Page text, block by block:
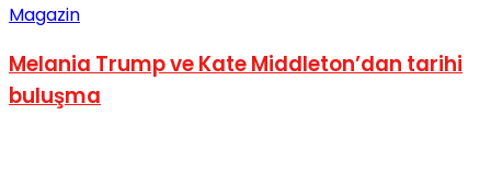
Magazin
Melania Trump ve Kate Middleton’dan tarihi
buluşma